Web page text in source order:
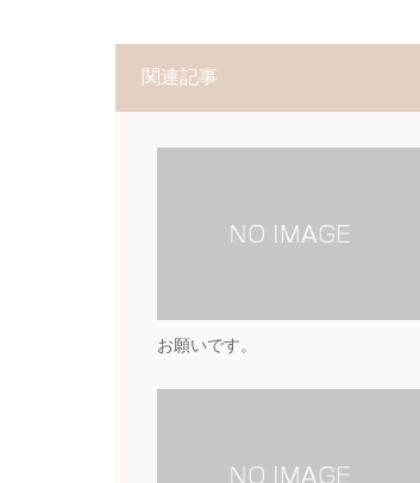
関連記事
お願いです。